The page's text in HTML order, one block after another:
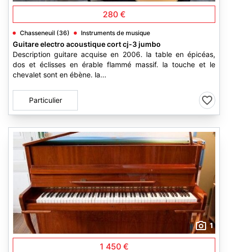
280 €
Chasseneuil (36) Instruments de musique
Guitare electro acoustique cort cj-3 jumbo
Description guitare acquise en 2006. la table en épicéas,
dos et éclisses en érable flammé massif. la touche et le
chevalet sont en ébène. la...
Particulier
1
1 450 €